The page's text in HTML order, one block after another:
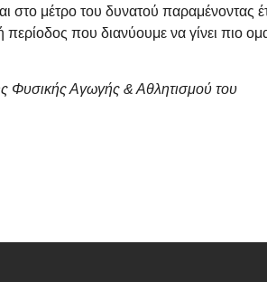
μέτρο του δυνατού παραμένοντας
που διανύουμε να γίνει πιο
Φυσικής Αγωγής & Αθλητισμού του